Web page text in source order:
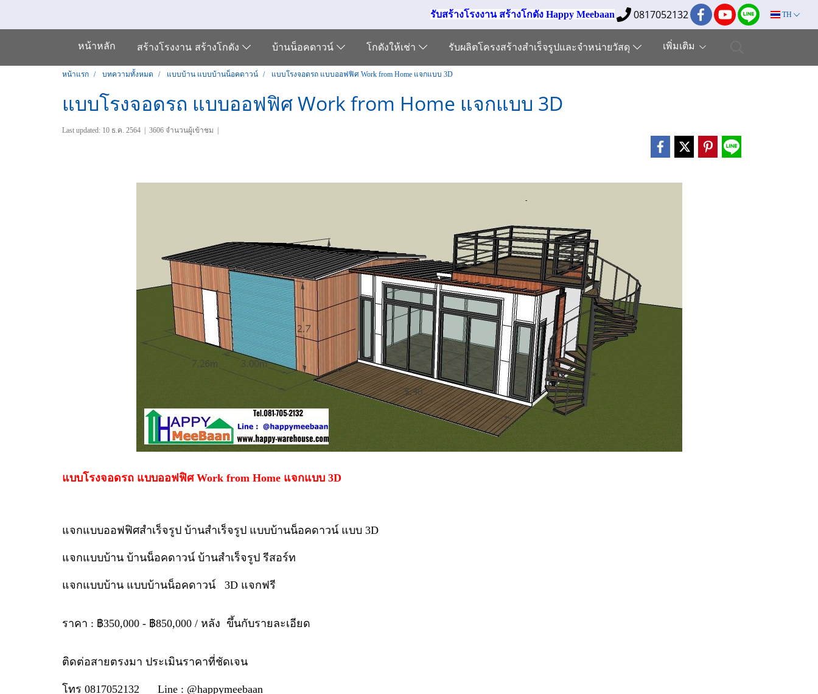
รับสร้างโรงงาน สร้างโกดัง Happy Meebaan 0817052132 TH
หน้าหลัก สร้างโรงงาน สร้างโกดัง บ้านน็อคดาวน์ โกดังให้เช่า รับผลิตโครงสร้างสำเร็จรูปและจำหน่ายวัสดุ เพิ่มเติม
หน้าแรก บทความทั้งหมด แบบบ้าน แบบบ้านน็อคดาวน์ แบบโรงจอดรถ แบบออฟฟิศ Work from Home แจกแบบ 3D
แบบโรงจอดรถ แบบออฟฟิศ Work from Home แจกแบบ 3D
Last updated: 10 ธ.ค. 2564 3606 จำนวนผู้เข้าชม
แบบโรงจอดรถ แบบออฟฟิศ Work from Home แจกแบบ 3D
แจกแบบออฟฟิศสำเร็จรูป บ้านสำเร็จรูป แบบบ้านน็อคดาวน์ แบบ 3D
แจกแบบบ้าน บ้านน็อคดาวน์ บ้านสำเร็จรูป รีสอร์ท
แจกแบบบ้าน แบบบ้านน็อคดาวน์ 3D แจกฟรี
ราคา : ฿350,000 - ฿850,000 / หลัง ขึ้นกับรายละเอียด
ติดต่อสายตรงมา ประเมินราคาที่ชัดเจน
โทร 0817052132 Line : @happymeebaan